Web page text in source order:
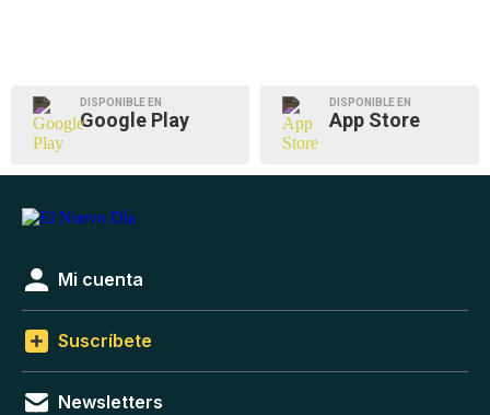
DISPONIBLE EN
Google Play
DISPONIBLE EN
App Store
Mi cuenta
Suscríbete
Newsletters